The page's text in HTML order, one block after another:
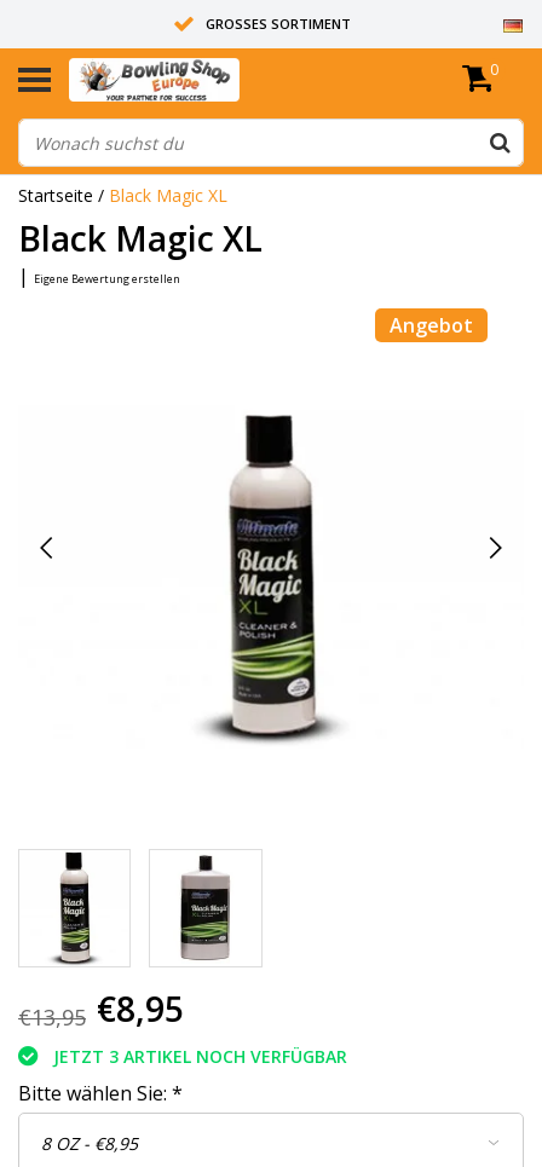
GROSSES SORTIMENT
14 TAGE RÜCKGABERECHT
ALLE BOWLINGKUGELN SIND UNGEBOHRT
0
Startseite / Black Magic XL
Black Magic XL
| Eigene Bewertung erstellen
Angebot
€13,95 €8,95
JETZT 3 ARTIKEL NOCH VERFÜGBAR
Bitte wählen Sie: *